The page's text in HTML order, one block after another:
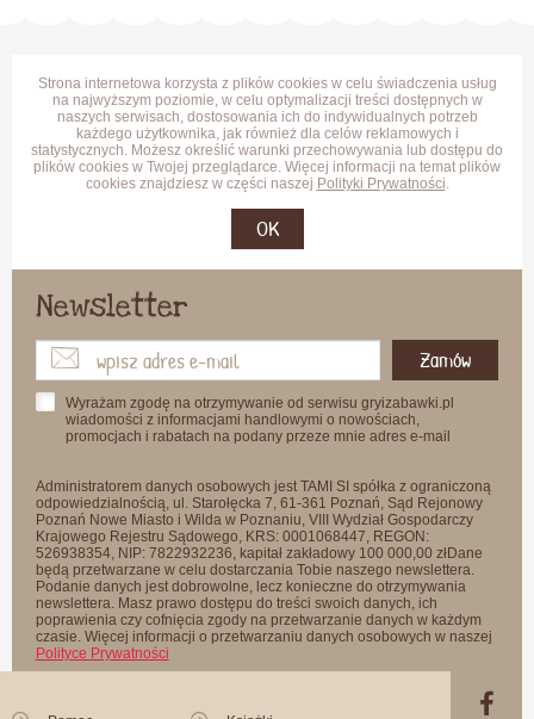
Strona internetowa korzysta z plików cookies w celu świadczenia usług
na najwyższym poziomie, w celu optymalizacji treści dostępnych w
naszych serwisach, dostosowania ich do indywidualnych potrzeb
każdego użytkownika, jak również dla celów reklamowych i
statystycznych. Możesz określić warunki przechowywania lub dostępu do
plików cookies w Twojej przeglądarce. Więcej informacji na temat plików
cookies znajdziesz w części naszej Polityki Prywatności.
OK
Newsletter
Zamów
Wyrażam zgodę na otrzymywanie od serwisu gryizabawki.pl
wiadomości z informacjami handlowymi o nowościach,
promocjach i rabatach na podany przeze mnie adres e-mail
Administratorem danych osobowych jest TAMI SI spółka z ograniczoną
odpowiedzialnością, ul. Starołęcka 7, 61-361 Poznań, Sąd Rejonowy
Poznań Nowe Miasto i Wilda w Poznaniu, VIII Wydział Gospodarczy
Krajowego Rejestru Sądowego, KRS: 0001068447, REGON:
526938354, NIP: 7822932236, kapitał zakładowy 100 000,00 złDane
będą przetwarzane w celu dostarczania Tobie naszego newslettera.
Podanie danych jest dobrowolne, lecz konieczne do otrzymywania
newslettera. Masz prawo dostępu do treści swoich danych, ich
poprawienia czy cofnięcia zgody na przetwarzanie danych w każdym
czasie. Więcej informacji o przetwarzaniu danych osobowych w naszej
Polityce Prywatności